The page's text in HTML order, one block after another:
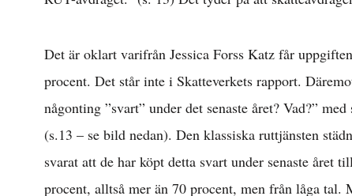
Det är oklart varifrån Jessica Forss Katz får
procent. Det står inte i Skatteverkets rapport.
någonting ”svart” under det senaste året? Vad?”
(s.13 – se bild nedan). Den klassiska ruttjänsten
svarat att de har köpt detta svart under senaste året
procent, alltså mer än 70 procent, men från låga